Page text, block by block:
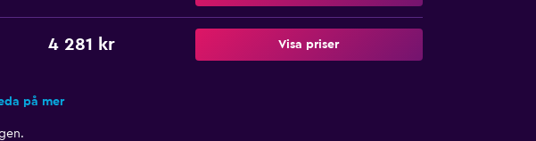
4 281 kr Visa priser
på mer